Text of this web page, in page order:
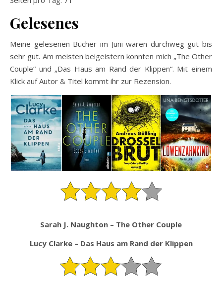
Gelesenes
Meine gelesenen Bücher im Juni waren durchweg gut bis
sehr gut. Am meisten beigeistern konnten mich „The Other
Couple“ und „Das Haus am Rand der Klippen“. Mit einem
Klick auf Autor & Titel kommt ihr zur Rezension.
Sarah J. Naughton – The Other Couple
Lucy Clarke – Das Haus am Rand der Klippen